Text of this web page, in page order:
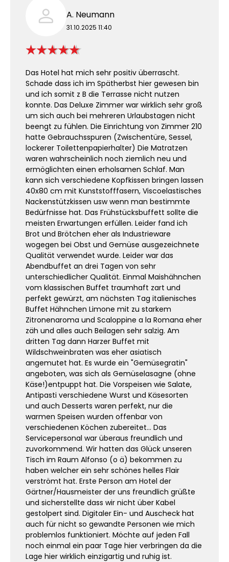
A. Neumann
31.10.2025 11:40
Das Hotel hat mich sehr positiv überrascht.
Schade dass ich im Spätherbst hier gewesen bin
und ich somit z B die Terrasse nicht nutzen
konnte. Das Deluxe Zimmer war wirklich sehr groß
um sich auch bei mehreren Urlaubstagen nicht
beengt zu fühlen. Die Einrichtung von Zimmer 210
hatte Gebrauchsspuren (Zwischentüre, Sessel,
lockerer Toilettenpapierhalter) Die Matratzen
waren wahrscheinlich noch ziemlich neu und
ermöglichten einen erholsamen Schlaf. Man
kann sich verschiedene Kopfkissen bringen lassen
40x80 cm mit Kunststofffasern, Viscoelastisches
Nackenstützkissen usw wenn man bestimmte
Bedürfnisse hat. Das Frühstücksbuffett sollte die
meisten Erwartungen erfüllen. Leider fand ich
Brot und Brötchen eher als Industrieware
wogegen bei Obst und Gemüse ausgezeichnete
Qualität verwendet wurde. Leider war das
Abendbuffet an drei Tagen von sehr
unterschiedlicher Qualität. Einmal Maishähnchen
vom klassischen Buffet traumhaft zart und
perfekt gewürzt, am nächsten Tag italienisches
Buffet Hähnchen Limone mit zu starkem
Zitronenaroma und Scaloppine a la Romana eher
zäh und alles auch Beilagen sehr salzig. Am
dritten Tag dann Harzer Buffet mit
Wildschweinbraten was eher asiatisch
angemutet hat. Es wurde ein "Gemüsegratin"
angeboten, was sich als Gemüselasagne (ohne
Käse!)entpuppt hat. Die Vorspeisen wie Salate,
Antipasti verschiedene Wurst und Käsesorten
und auch Desserts waren perfekt, nur die
warmen Speisen wurden offenbar von
verschiedenen Köchen zubereitet... Das
Servicepersonal war überaus freundlich und
zuvorkommend. Wir hatten das Glück unseren
Tisch im Raum Alfonso (o ä) bekommen zu
haben welcher ein sehr schönes helles Flair
verströmt hat. Erste Person am Hotel der
Gärtner/Hausmeister der uns freundlich grüßte
und sicherstellte dass wir nicht über Kabel
gestolpert sind. Digitaler Ein- und Auscheck hat
auch für nicht so gewandte Personen wie mich
problemlos funktioniert. Möchte auf jeden Fall
noch einmal ein paar Tage hier verbringen da die
Lage hier wirklich einzigartig und ruhig ist.